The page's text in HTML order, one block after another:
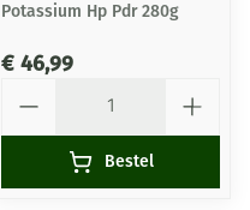
Potassium Hp Pdr 280g
€ 46,99
Bestel